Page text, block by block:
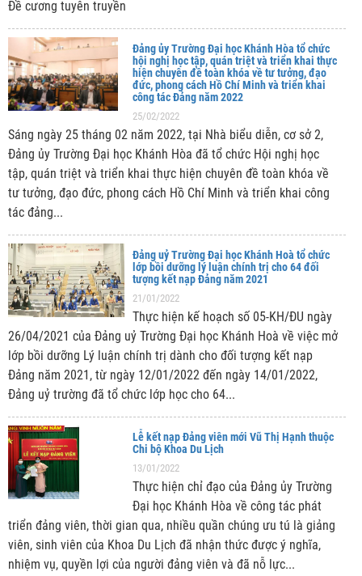
Đề cương tuyên truyền
Đảng ủy Trường Đại học Khánh Hòa tổ chức
hội nghị học tập, quán triệt và triển khai thực
hiện chuyên đề toàn khóa về tư tưởng, đạo
đức, phong cách Hồ Chí Minh và triển khai
công tác Đảng năm 2022
25/02/2022
Sáng ngày 25 tháng 02 năm 2022, tại Nhà biểu diễn, cơ sở 2,
Đảng ủy Trường Đại học Khánh Hòa đã tổ chức Hội nghị học
tập, quán triệt và triển khai thực hiện chuyên đề toàn khóa về
tư tưởng, đạo đức, phong cách Hồ Chí Minh và triển khai công
tác đảng...
Đảng uỷ Trường Đại học Khánh Hoà tổ chức
lớp bồi dưỡng lý luận chính trị cho 64 đối
tượng kết nạp Đảng năm 2021
21/01/2022
Thực hiện kế hoạch số 05-KH/ĐU ngày
26/04/2021 của Đảng uỷ Trường Đại học Khánh Hoà về việc mở
lớp bồi dưỡng Lý luận chính trị dành cho đối tượng kết nạp
Đảng năm 2021, từ ngày 12/01/2022 đến ngày 14/01/2022,
Đảng uỷ trường đã tổ chức lớp học cho 64...
Lễ kết nạp Đảng viên mới Vũ Thị Hạnh thuộc
Chi bộ Khoa Du Lịch
13/01/2022
Thực hiện chỉ đạo của Đảng ủy Trường
Đại học Khánh Hòa về công tác phát
triển đảng viên, thời gian qua, nhiều quần chúng ưu tú là giảng
viên, sinh viên của Khoa Du Lịch đã nhận thức được ý nghĩa,
nhiệm vụ, quyền lợi của người đảng viên và đã nỗ lực...